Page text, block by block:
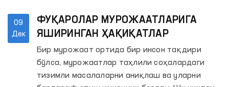
09
Дек
ФУҚАРОЛАР МУРОЖААТЛАРИГА
ЯШИРИНГАН ҲАҚИҚАТЛАР
Бир мурожаат ортида бир инсон тақдири
бўлса, мурожаатлар таҳлили соҳалардаги
тизимли масалаларни аниқлаш ва уларни